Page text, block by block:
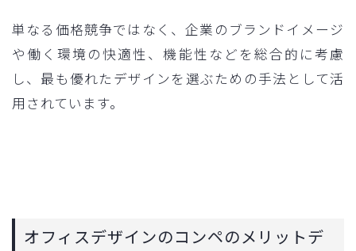
単なる価格競争ではなく、企業のブランドイメージ
や働く環境の快適性、機能性などを総合的に考慮
し、最も優れたデザインを選ぶための手法として活
用されています。
オフィスデザインのコンペのメリットデ